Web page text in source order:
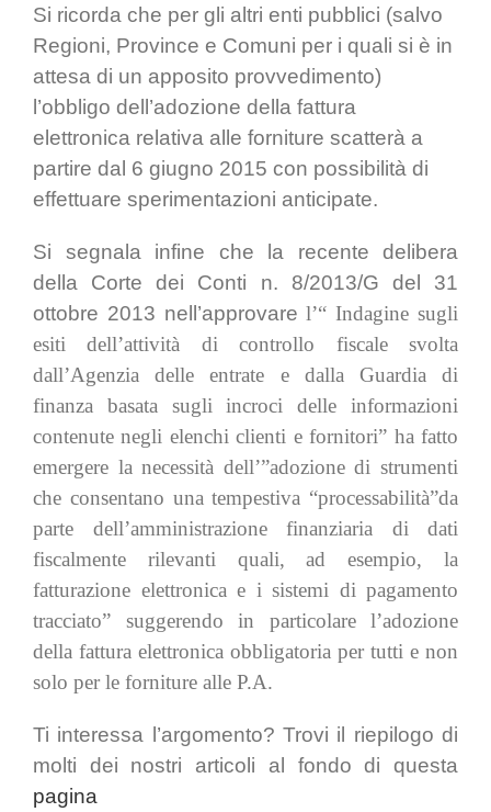
Si ricorda che per gli altri enti pubblici (salvo
Regioni, Province e Comuni per i quali si è in
attesa di un apposito provvedimento)
l’obbligo dell’adozione della fattura
elettronica relativa alle forniture scatterà a
partire dal 6 giugno 2015 con possibilità di
effettuare sperimentazioni anticipate.
Si segnala infine che la recente delibera
della Corte dei Conti n. 8/2013/G del 31
ottobre 2013 nell’approvarel’“ Indagine sugli
esiti dell’attività di controllo fiscale svolta
dall’Agenzia delle entrate e dalla Guardia di
finanza basata sugli incroci delle informazioni
contenute negli elenchi clienti e fornitori” ha fatto
emergere la necessità dell’”adozionedi strumenti
che consentano una tempestiva “processabilità”da
parte dell’amministrazione finanziaria di dati
fiscalmente rilevanti quali, ad esempio, la
fatturazione elettronica e i sistemi di pagamento
tracciato” suggerendo in particolare l’adozione
della fattura elettronica obbligatoria per tutti e non
solo per le forniture alle P.A.
Ti interessa l’argomento? Trovi il riepilogo di
molti dei nostri articoli al fondo di questa
pagina